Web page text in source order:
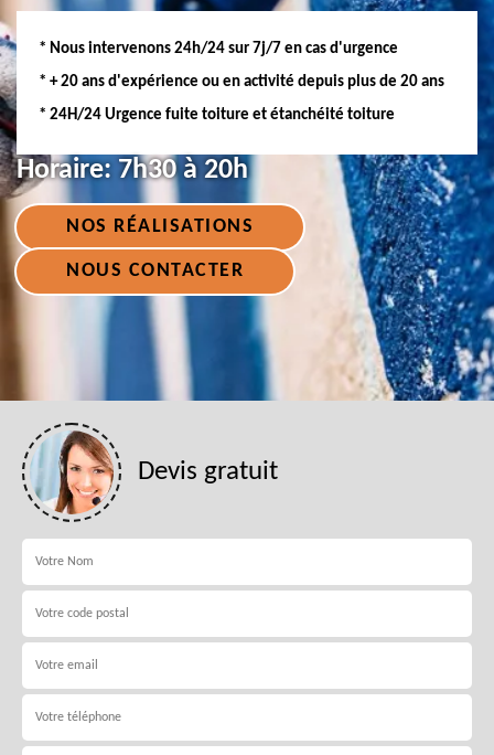
* Nous intervenons 24h/24 sur 7j/7 en cas d'urgence
* + 20 ans d'expérience ou en activité depuis plus de 20 ans
* 24H/24 Urgence fuite toiture et étanchéité toiture
Horaire: 7h30 à 20h
NOS RÉALISATIONS
NOUS CONTACTER
Devis gratuit